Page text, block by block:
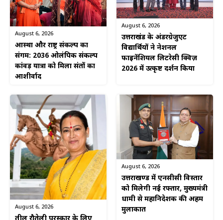
August 6, 2026
आस्था और राष्ट्र संकल्प का
संगम: 2036 ओलंपिक संकल्प
कांवड़ यात्रा को मिला संतों का
आशीर्वाद
August 6, 2026
उत्तराखंड के अंडरग्रेजुएट
विद्यार्थियों ने नेशनल
फाइनेंशियल लिटरेसी क्विज़
2026 में उत्कृष्ट प्रदर्शन किया
August 6, 2026
August 6, 2026
उत्तराखण्ड में एनसीसी विस्तार
को मिलेगी नई रफ्तार, मुख्यमंत्री
धामी से महानिदेशक की अहम
मुलाकात